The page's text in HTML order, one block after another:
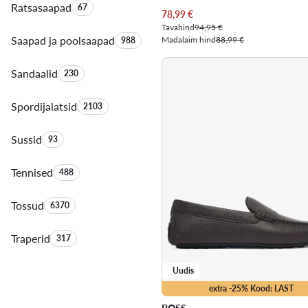
RatsasaapadToodete arv:
67
Saapad ja poolsaapadToodete arv:
988
SandaalidToodete arv:
230
SpordijalatsidToodete arv:
2103
SussidToodete arv:
93
TennisedToodete arv:
488
TossudToodete arv:
6370
TraperidToodete arv:
317
Praegune hind
78,99€
Tavahind94,95 €
Madalaim hind88,99 €
extra -25% Kood: LAST
Uudis